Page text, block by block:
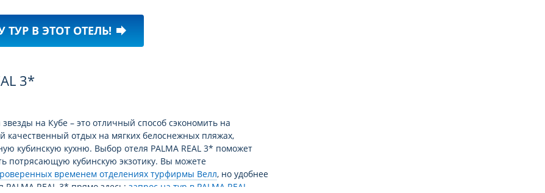
ТУР В ЭТОТ ОТЕЛЬ! forward
3*
на Кубе – это отличный способ сэкономить на
отдых на мягких белоснежных пляжах,
кубинскую кухню. Выбор отеля PALMA REAL 3* поможет
потрясающую кубинскую экзотику. Вы можете
временем отделениях турфирмы Велл, но удобнее
REAL 3* прямо здесь: запрос на тур в PALMA REAL